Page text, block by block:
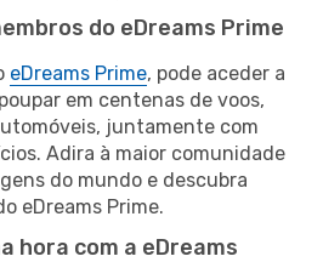
do eDreams Prime
eDreams Prime, pode aceder a
em centenas de voos,
juntamente com
Adira à maior comunidade
do mundo e descubra
eDreams Prime.
hora com a eDreams